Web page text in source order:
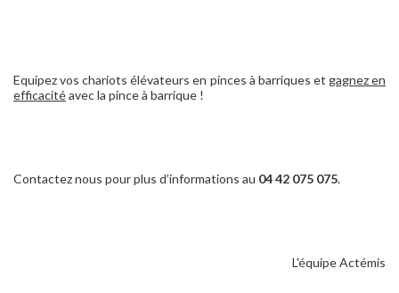
Equipez vos chariots élévateurs en pinces à barriques et gagnez en
efficacitéavec la pince à barrique !
Contactez nous pour plus d’informations au 04 42 075 075.
L'équipe Actémis